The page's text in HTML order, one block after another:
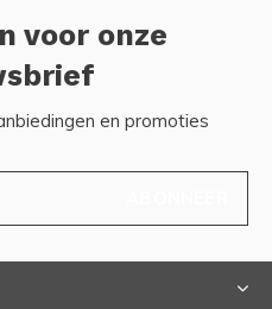
voor onze
en promoties